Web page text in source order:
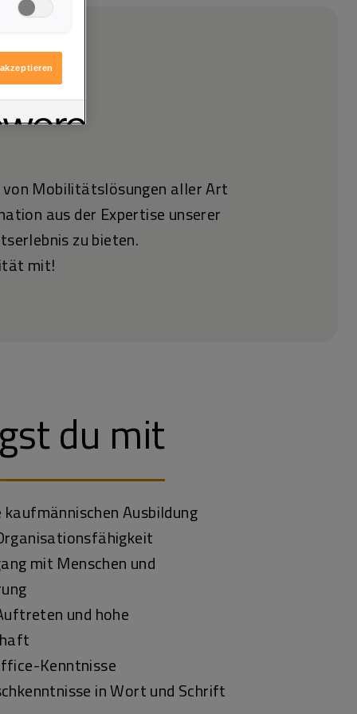
von Mobilitätslösungen aller Art
aus der Expertise unserer
zu bieten.
mit!
du mit
Ausbildung
mit Menschen und
und hohe
Kenntnisse
in Wort und Schrift